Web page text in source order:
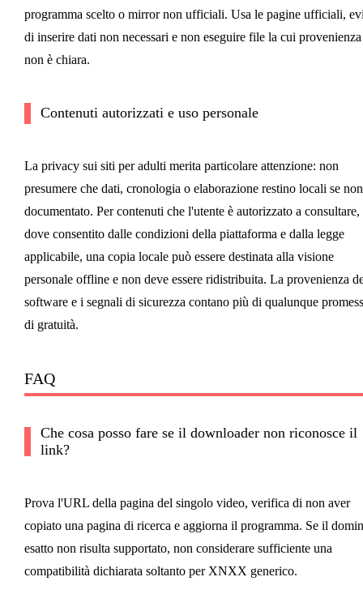
programma scelto o mirror non ufficiali. Usa le pagine ufficiali,
di inserire dati non necessari e non eseguire file la cui provenienza
non è chiara.
Contenuti autorizzati e uso personale
La privacy sui siti per adulti merita particolare attenzione: non
presumere che dati, cronologia o elaborazione restino locali se
documentato. Per contenuti che l'utente è autorizzato a consultare,
dove consentito dalle condizioni della piattaforma e dalla legge
applicabile, una copia locale può essere destinata alla visione
personale offline e non deve essere ridistribuita. La provenienza
software e i segnali di sicurezza contano più di qualunque
di gratuità.
FAQ
Che cosa posso fare se il downloader non riconosce il
link?
Prova l'URL della pagina del singolo video, verifica di non aver
copiato una pagina di ricerca e aggiorna il programma. Se il
esatto non risulta supportato, non considerare sufficiente una
compatibilità dichiarata soltanto per XNXX generico.